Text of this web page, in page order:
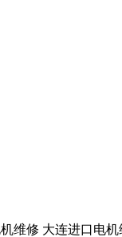
维修 大连进口电机